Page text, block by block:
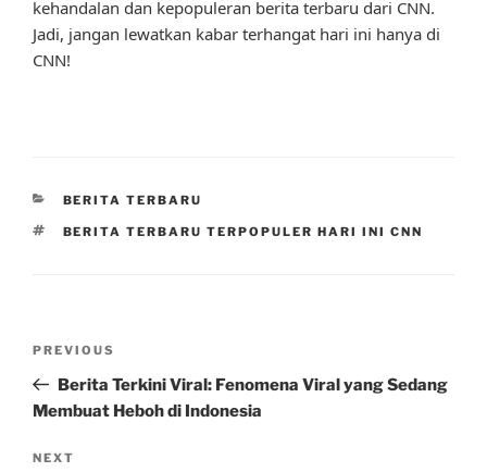
kehandalan dan kepopuleran berita terbaru dari CNN.
Jadi, jangan lewatkan kabar terhangat hari ini hanya di
CNN!
CATEGORIES
BERITA TERBARU
TAGS
BERITA TERBARU TERPOPULER HARI INI CNN
Previous
Post
PREVIOUS
Berita Terkini Viral: Fenomena Viral yang Sedang
Membuat Heboh di Indonesia
Next
NEXT